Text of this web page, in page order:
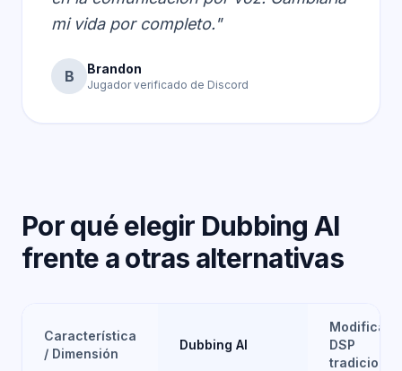
mi vida por completo."
B Brandon
Jugador verificado de Discord
Por qué elegir Dubbing AI
frente a otras alternativas
Característica
/ Dimensión
Dubbing AI
DSP